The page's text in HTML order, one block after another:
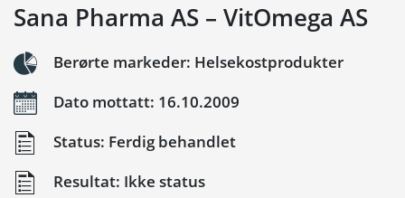
Sana Pharma AS – VitOmega AS
Berørte markeder: Helsekostprodukter
Dato mottatt: 16.10.2009
Status: Ferdig behandlet
Resultat: Ikke status